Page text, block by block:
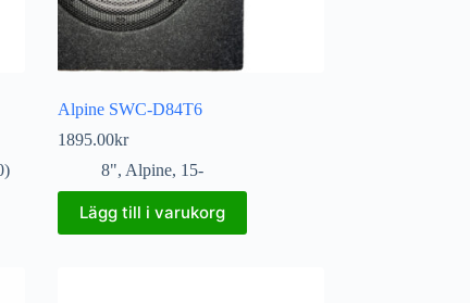
Alpine SWC-D84T6
1895.00kr
8", Alpine, 15-
Lägg till i varukorg